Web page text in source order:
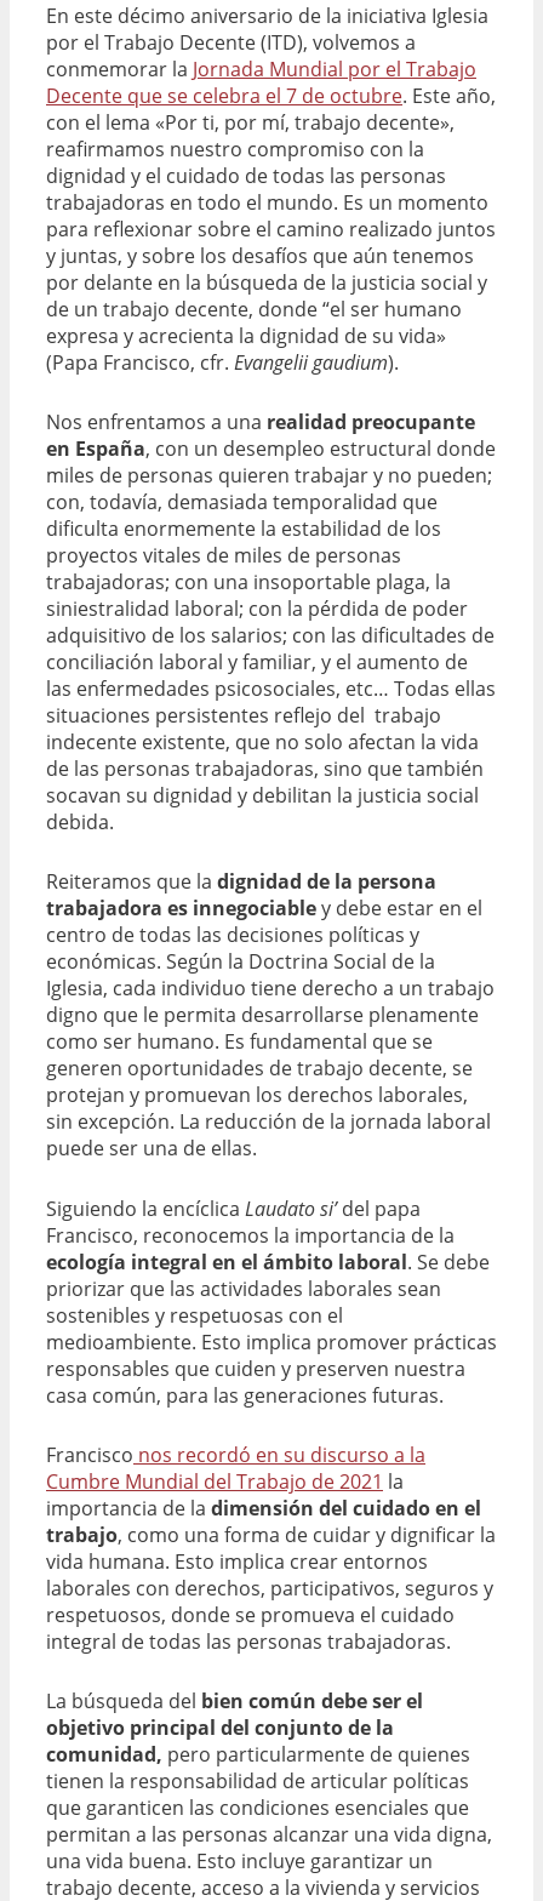
En este décimo aniversario de la iniciativa Iglesia
por el Trabajo Decente (ITD), volvemos a
conmemorar la Jornada Mundial por el Trabajo
Decente que se celebra el 7 de octubre. Este año,
con el lema «Por ti, por mí, trabajo decente»,
reafirmamos nuestro compromiso con la
dignidad y el cuidado de todas las personas
trabajadoras en todo el mundo. Es un momento
para reflexionar sobre el camino realizado juntos
y juntas, y sobre los desafíos que aún tenemos
por delante en la búsqueda de la justicia social y
de un trabajo decente, donde “el ser humano
expresa y acrecienta la dignidad de su vida»
(Papa Francisco, cfr. Evangelii gaudium).
Nos enfrentamos a una realidad preocupante
en España, con un desempleo estructural donde
miles de personas quieren trabajar y no pueden;
con, todavía, demasiada temporalidad que
dificulta enormemente la estabilidad de los
proyectos vitales de miles de personas
trabajadoras; con una insoportable plaga, la
siniestralidad laboral; con la pérdida de poder
adquisitivo de los salarios; con las dificultades de
conciliación laboral y familiar, y el aumento de
las enfermedades psicosociales, etc… Todas ellas
situaciones persistentes reflejo del trabajo
indecente existente, que no solo afectan la vida
de las personas trabajadoras, sino que también
socavan su dignidad y debilitan la justicia social
debida.
Reiteramos que la dignidad de la persona
trabajadora es innegociabley debe estar en el
centro de todas las decisiones políticas y
económicas. Según la Doctrina Social de la
Iglesia, cada individuo tiene derecho a un trabajo
digno que le permita desarrollarse plenamente
como ser humano. Es fundamental que se
generen oportunidades de trabajo decente, se
protejan y promuevan los derechos laborales,
sin excepción. La reducción de la jornada laboral
puede ser una de ellas.
Siguiendo la encíclica Laudato si’del papa
Francisco, reconocemos la importancia de la
ecología integral en el ámbito laboral. Se debe
priorizar que las actividades laborales sean
sostenibles y respetuosas con el
medioambiente. Esto implica promover prácticas
responsables que cuiden y preserven nuestra
casa común, para las generaciones futuras.
Francisco nos recordó en su discurso a la
Cumbre Mundial del Trabajo de 2021 la
importancia de la dimensión del cuidado en el
trabajo, como una forma de cuidar y dignificar la
vida humana. Esto implica crear entornos
laborales con derechos, participativos, seguros y
respetuosos, donde se promueva el cuidado
integral de todas las personas trabajadoras.
La búsqueda del bien común debe ser el
objetivo principal del conjunto de la
comunidad, pero particularmente de quienes
tienen la responsabilidad de articular políticas
que garanticen las condiciones esenciales que
permitan a las personas alcanzar una vida digna,
una vida buena. Esto incluye garantizar un
trabajo decente, acceso a la vivienda y servicios